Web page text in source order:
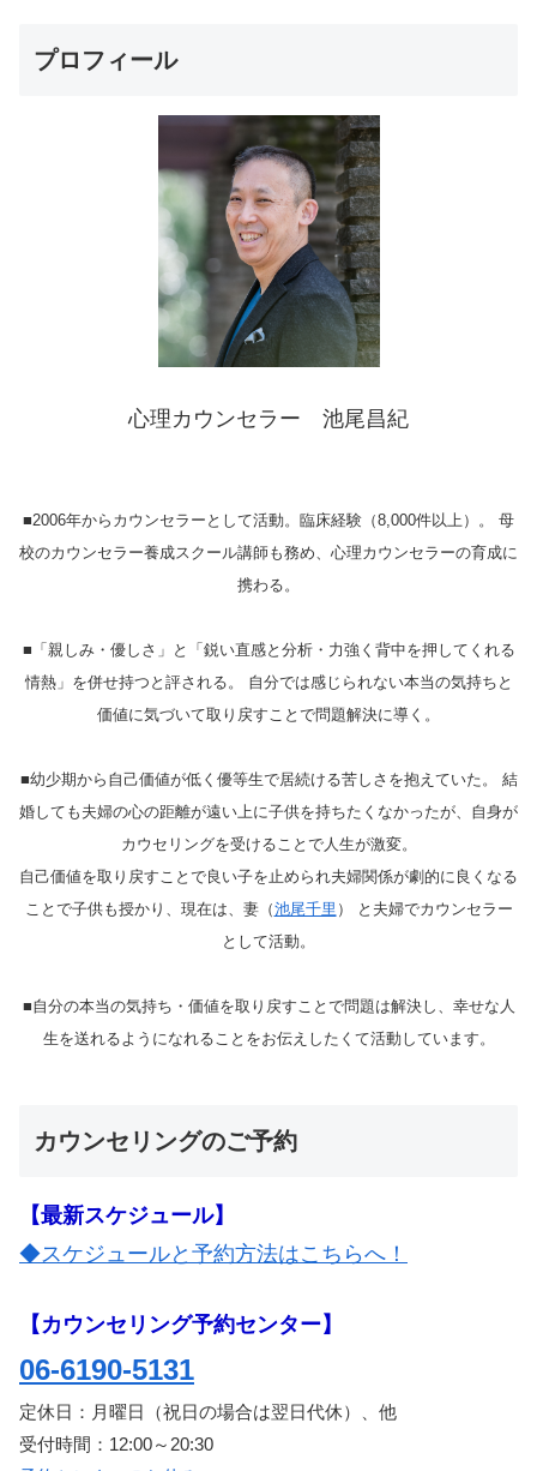
プロフィール
心理カウンセラー 池尾昌紀
■2006年からカウンセラーとして活動。臨床経験（8,000件以上）。 母
校のカウンセラー養成スクール講師も務め、心理カウンセラーの育成に
携わる。
■「親しみ・優しさ」と「鋭い直感と分析・力強く背中を押してくれる
情熱」を併せ持つと評される。 自分では感じられない本当の気持ちと
価値に気づいて取り戻すことで問題解決に導く。
■幼少期から自己価値が低く優等生で居続ける苦しさを抱えていた。 結
婚しても夫婦の心の距離が遠い上に子供を持ちたくなかったが、自身が
カウセリングを受けることで人生が激変。
自己価値を取り戻すことで良い子を止められ夫婦関係が劇的に良くなる
ことで子供も授かり、現在は、妻（池尾千里 ） と夫婦でカウンセラー
として活動。
■自分の本当の気持ち・価値を取り戻すことで問題は解決し、幸せな人
生を送れるようになれることをお伝えしたくて活動しています。
カウンセリングのご予約
【最新スケジュール】
◆スケジュールと予約方法はこちらへ！
【カウンセリング予約センター】
06-6190-5131
定休日：月曜日（祝日の場合は翌日代休）、他
受付時間：12:00～20:30